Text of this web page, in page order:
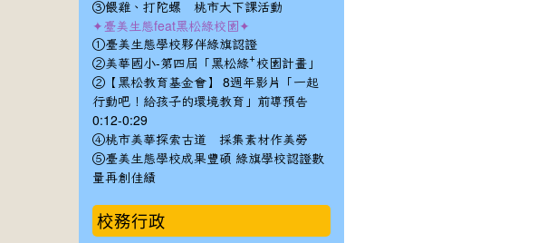
③餵雞、打陀螺 桃市大下課活動
✦臺美生態feat黑松綠校園✦
①臺美生態學校夥伴綠旗認證
②美華國小-第四屆「黑松綠⁺校園計畫」
②【黑松教育基金會】 8週年影片「一起
行動吧！給孩子的環境教育」前導預告
0:12-0:29
④桃市美華探索古道 採集素材作美勞
⑤臺美生態學校成果豐碩 綠旗學校認證數
量再創佳績
校務行政